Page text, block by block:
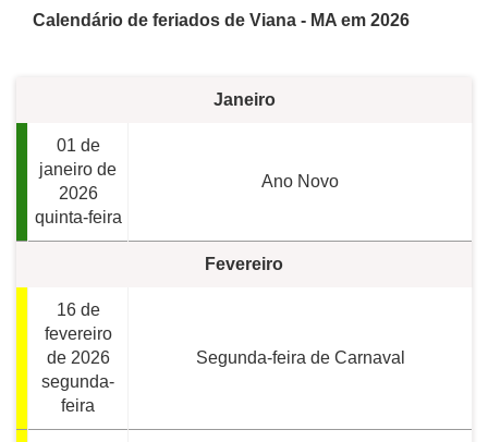
Calendário de feriados de Viana - MA em 2026
Janeiro
01 de
janeiro de
2026
quinta-feira
Ano Novo
Fevereiro
16 de
fevereiro
de 2026
segunda-
feira
Segunda-feira de Carnaval